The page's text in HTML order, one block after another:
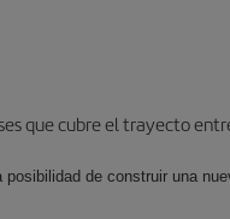
que cubre el trayecto
de construir una